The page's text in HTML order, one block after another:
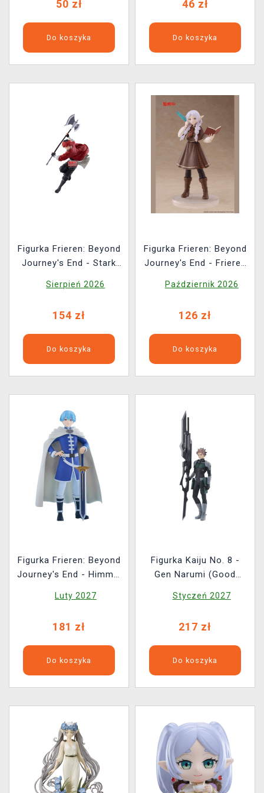
50 zł
Do koszyka
46 zł
Do koszyka
Figurka Frieren: Beyond
Journey's End - Stark
Sierpień 2026
154 zł
Do koszyka
Figurka Frieren: Beyond
Journey's End - Frieren
Październik 2026
126 zł
Do koszyka
Figurka Frieren: Beyond
Journey's End - Himmel
Luty 2027
181 zł
Do koszyka
Figurka Kaiju No. 8 -
Gen Narumi (Good
Styczeń 2027
217 zł
Do koszyka